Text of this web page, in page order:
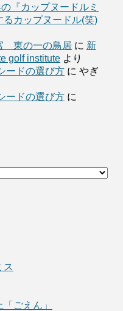
『カップヌードルミ
るカップヌードル(笑)
東の一の鳥居 に 新
golf institute より
ードの選び方 に やぎ
ードの選び方 に
ス
ごえん」